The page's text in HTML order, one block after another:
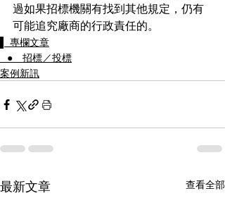
過如果招標機關有找到其他規定，仍有
可能追究廠商的行政責任的。
▌ 專欄文章
⠀● 招標／投標
案例新訊
最新文章 查看全部